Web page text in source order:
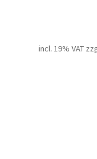
incl. 19% VAT